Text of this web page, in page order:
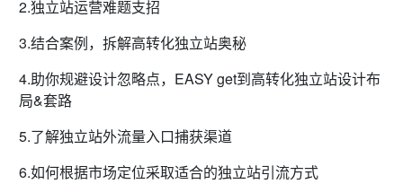
2.独立站运营难题支招
3.结合案例，拆解高转化独立站奥秘
4.助你规避设计忽略点，EASY get到高转化独立站设计布
局&套路
5.了解独立站外流量入口捕获渠道
6.如何根据市场定位采取适合的独立站引流方式